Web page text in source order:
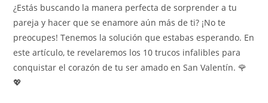
¿Estás buscando la manera perfecta de sorprender a tu
pareja y hacer que se enamore aún más de ti? ¡No te
preocupes! Tenemos la solución que estabas esperando. En
este artículo, te revelaremos los 10 trucos infalibles para
conquistar el corazón de tu ser amado en San Valentín. 🌹
💖